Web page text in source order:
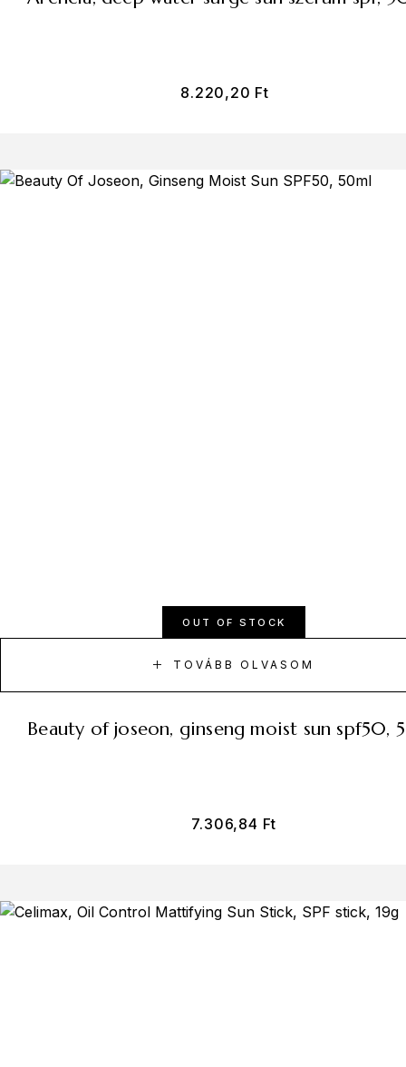
8.220,20 Ft
OUT OF STOCK
TOVÁBB OLVASOM
beauty of joseon, ginseng moist sun spf50,
7.306,84 Ft